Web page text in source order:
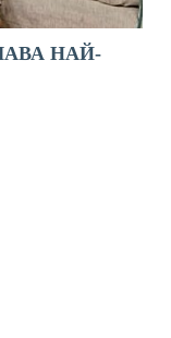
НАЙ-